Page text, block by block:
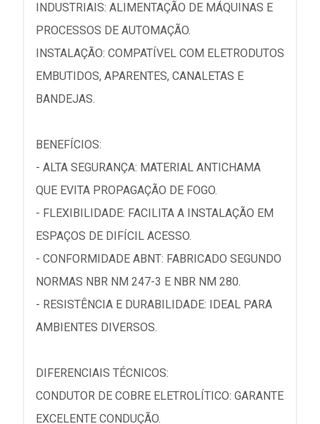
INDUSTRIAIS: ALIMENTAÇÃO DE MÁQUINAS E
PROCESSOS DE AUTOMAÇÃO.
INSTALAÇÃO: COMPATÍVEL COM ELETRODUTOS
EMBUTIDOS, APARENTES, CANALETAS E
BANDEJAS.
BENEFÍCIOS:
- ALTA SEGURANÇA: MATERIAL ANTICHAMA
QUE EVITA PROPAGAÇÃO DE FOGO.
- FLEXIBILIDADE: FACILITA A INSTALAÇÃO EM
ESPAÇOS DE DIFÍCIL ACESSO.
- CONFORMIDADE ABNT: FABRICADO SEGUNDO
NORMAS NBR NM 247-3 E NBR NM 280.
- RESISTÊNCIA E DURABILIDADE: IDEAL PARA
AMBIENTES DIVERSOS.
DIFERENCIAIS TÉCNICOS:
CONDUTOR DE COBRE ELETROLÍTICO: GARANTE
EXCELENTE CONDUÇÃO.